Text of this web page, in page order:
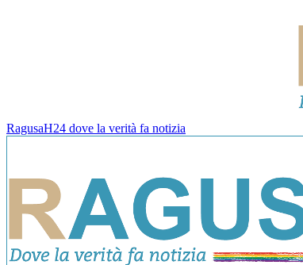
RagusaH24 dove la verità fa notizia